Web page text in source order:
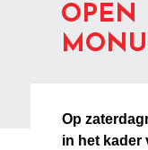
OPEN
Op
in het kader